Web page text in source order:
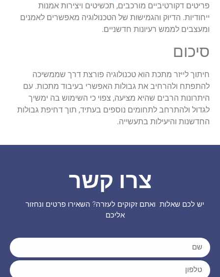
פריטים דקורטיביים מורכבים, תכשיטים ויצירות אמנות
ייחודיות. הדיוק והגמישות של הטכנולוגיה מאפשרים לאמנים
ומעצבים לממש רעיונות חדשניים.
סיכום
חיתוך לייזר מתכת הוא טכנולוגיה פורצת דרך שממשיכה
להתפתח ולהרחיב את גבולות האפשרי בעיבוד מתכות. עם
היתרונות הרבים שהיא מציעה, צפוי כי השימוש בה ימשיך
לגדול ולהתרחב לתחומים נוספים בעתיד, תוך דחיפת גבולות
החדשנות והיעילות בתעשייה.
צרו קשר
יש לכם שאלות ואתם זקוקים לעזרה? השאירו פרטים ונחזור
אליכם